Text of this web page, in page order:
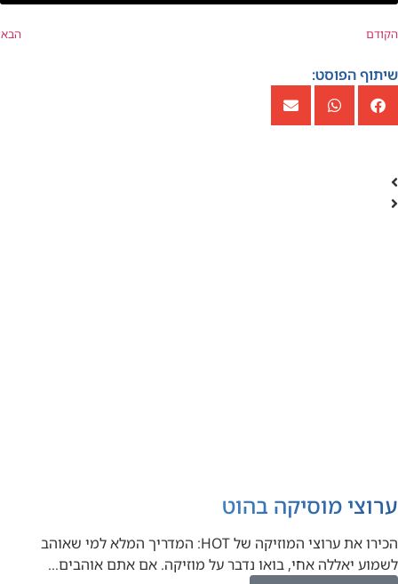
הקודם הבא
שיתוף הפוסט:
ערוצי מוסיקה בהוט
הכירו את ערוצי המוזיקה של HOT: המדריך המלא למי שאוהב
לשמוע יאללה אחי, בואו נדבר על מוזיקה. אם אתם אוהבים…